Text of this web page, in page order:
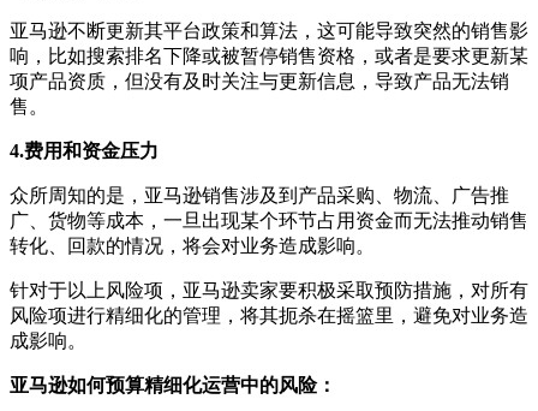
亚马逊不断更新其平台政策和算法，这可能导致突然的销售影
响，比如搜索排名下降或被暂停销售资格，或者是要求更新某
项产品资质，但没有及时关注与更新信息，导致产品无法销
售。
4.费用和资金压力
众所周知的是，亚马逊销售涉及到产品采购、物流、广告推
广、货物等成本，一旦出现某个环节占用资金而无法推动销售
转化、回款的情况，将会对业务造成影响。
针对于以上风险项，亚马逊卖家要积极采取预防措施，对所有
风险项进行精细化的管理，将其扼杀在摇篮里，避免对业务造
成影响。
亚马逊如何预算精细化运营中的风险：